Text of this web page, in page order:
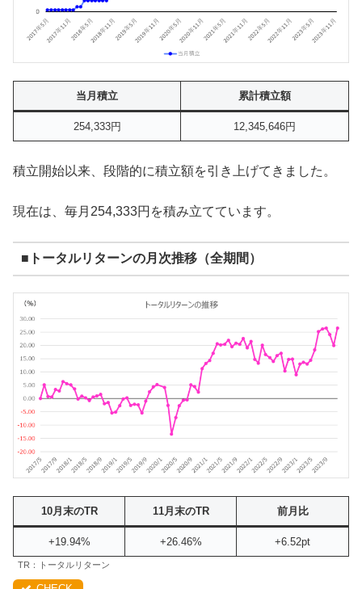
当月積立 累計積立額
254,333円 12,345,646円
積立開始以来、段階的に積立額を引き上げてきました。
現在は、毎月254,333円を積み立てています。
■トータルリターンの月次推移（全期間）
10月末のTR 11月末のTR 前月比
+19.94% +26.46% +6.52pt
TR：トータルリターン